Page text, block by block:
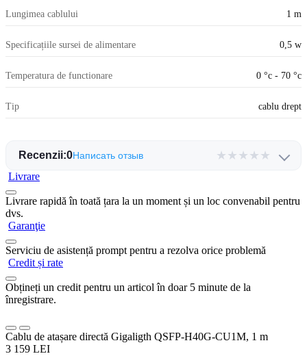
Lungimea cablului 1 m
Specificațiile sursei de alimentare 0,5 w
Temperatura de functionare 0 °c - 70 °c
Tip cablu drept
Recenzii:0Написать отзыв ★ ★ ★ ★ ★
Livrare
Livrare rapidă în toată țara la un moment și un loc convenabil pentru
dvs.
Garanţie
Serviciu de asistență prompt pentru a rezolva orice problemă
Credit și rate
Obțineți un credit pentru un articol în doar 5 minute de la
înregistrare.
Cablu de atașare directă Gigaligth QSFP-H40G-CU1M, 1 m
3 159 LEI